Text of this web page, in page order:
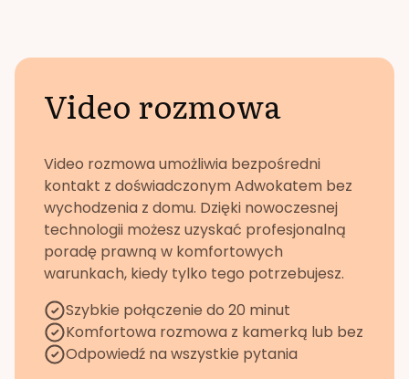
Video rozmowa
Video rozmowa umożliwia bezpośredni
kontakt z doświadczonym Adwokatem bez
wychodzenia z domu. Dzięki nowoczesnej
technologii możesz uzyskać profesjonalną
poradę prawną w komfortowych
warunkach, kiedy tylko tego potrzebujesz.
Szybkie połączenie do 20 minut
Komfortowa rozmowa z kamerką lub bez
Odpowiedź na wszystkie pytania